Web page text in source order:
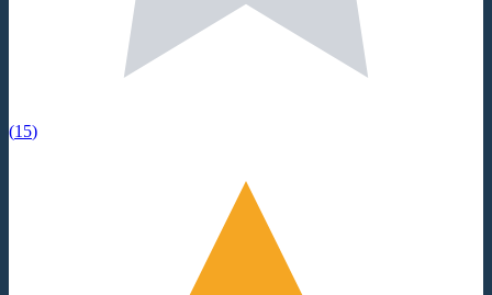
(15)